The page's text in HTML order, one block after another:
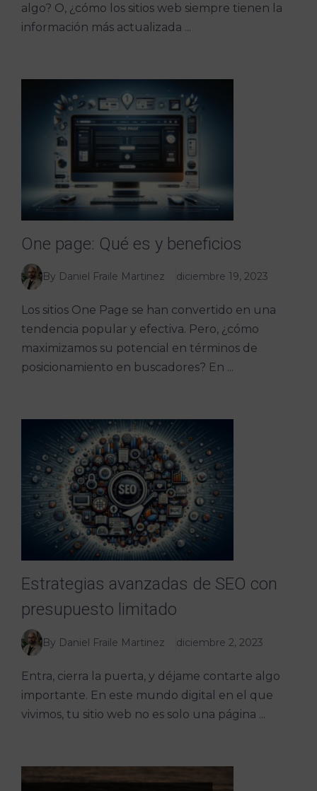
algo? O, ¿cómo los sitios web siempre tienen la
información más actualizada ...
One page: Qué es y beneficios
By Daniel Fraile Martinez diciembre 19, 2023
Los sitios One Page se han convertido en una
tendencia popular y efectiva. Pero, ¿cómo
maximizamos su potencial en términos de
posicionamiento en buscadores? En ...
Estrategias avanzadas de SEO con
presupuesto limitado
By Daniel Fraile Martinez diciembre 2, 2023
Entra, cierra la puerta, y déjame contarte algo
importante. En este mundo digital en el que
vivimos, tu sitio web no es solo una página ...